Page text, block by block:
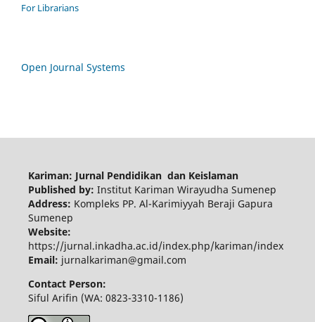
For Librarians
Open Journal Systems
Kariman: Jurnal Pendidikan dan Keislaman
Published by: Institut Kariman Wirayudha Sumenep
Address: Kompleks PP. Al-Karimiyyah Beraji Gapura
Sumenep
Website:
https://jurnal.inkadha.ac.id/index.php/kariman/index
Email: jurnalkariman@gmail.com
Contact Person:
Siful Arifin (WA: 0823-3310-1186)